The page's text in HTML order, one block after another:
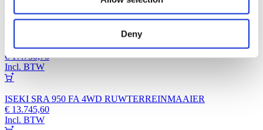
Deny
OREC ZIT-HELLINGMAAIER RM982F
€17.750,70
Incl. BTW
ISEKI SRA 950 FA 4WD RUWTERREINMAAIER
€ 13.745,60
Incl. BTW